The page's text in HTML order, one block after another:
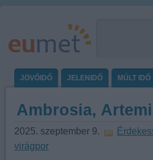
JÖVŐIDŐ JELENIDŐ MÚLT IDŐ
Ambrosia,
2025. szeptember 9.
virágpor